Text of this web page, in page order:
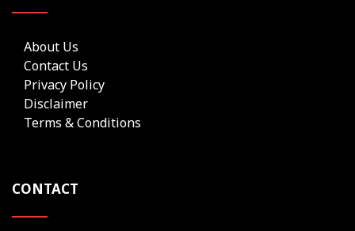
About Us
Contact Us
Privacy Policy
Disclaimer
Terms & Conditions
CONTACT